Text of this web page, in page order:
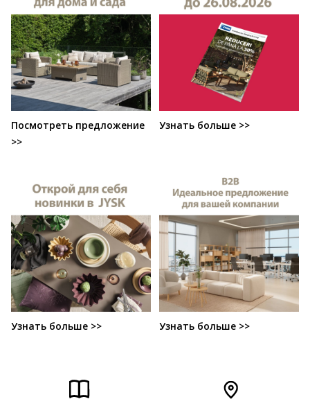
Посмотреть предложение
>>
Узнать больше >>
Узнать больше >> Узнать больше >>